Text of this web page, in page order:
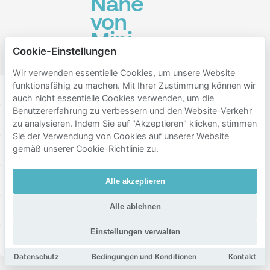
Nähe
von
Mini-
Europe
Jette Laeken Ganshoren Jacht
Dailly Collignon Brabantwijk
Northern Quarter Helmet
Josaphat Centrum Boulevards
Terdelt Flower District
Cookie-Einstellungen
Wir verwenden essentielle Cookies, um unsere Website
funktionsfähig zu machen. Mit Ihrer Zustimmung können wir
auch nicht essentielle Cookies verwenden, um die
Benutzererfahrung zu verbessern und den Website-Verkehr
zu analysieren. Indem Sie auf "Akzeptieren" klicken, stimmen
Sie der Verwendung von Cookies auf unserer Website
gemäß unserer Cookie-Richtlinie zu.
Alle akzeptieren
Alle ablehnen
Einstellungen verwalten
Datenschutz Bedingungen und Konditionen Kontakt